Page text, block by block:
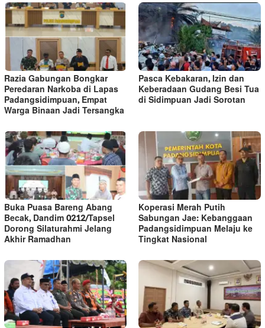
Razia Gabungan Bongkar
Peredaran Narkoba di Lapas
Padangsidimpuan, Empat
Warga Binaan Jadi Tersangka
Pasca Kebakaran, Izin dan
Keberadaan Gudang Besi Tua
di Sidimpuan Jadi Sorotan
Buka Puasa Bareng Abang
Becak, Dandim 0212/Tapsel
Dorong Silaturahmi Jelang
Akhir Ramadhan
Koperasi Merah Putih
Sabungan Jae: Kebanggaan
Padangsidimpuan Melaju ke
Tingkat Nasional